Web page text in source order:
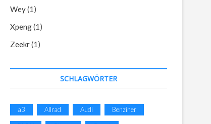
Wey(1)
Xpeng(1)
Zeekr(1)
SCHLAGWÖRTER
a3 Allrad Audi Benziner